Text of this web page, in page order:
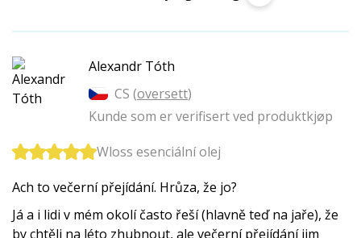
Alexandr Tóth
CS (oversett)
Kunde som er verifisert ved produktkjøp
Wloss esenciální olej
Ach to večerní přejídání. Hrůza, že jo?
Já a i lidi v mém okolí často řeší (hlavně teď na jaře), že
by chtěli na léto zhubnout, ale večerní přejídání jim